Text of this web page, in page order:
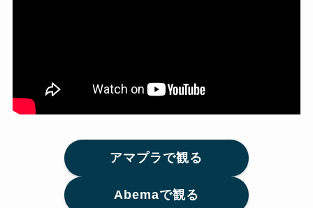
アマプラで観る
Abemaで観る